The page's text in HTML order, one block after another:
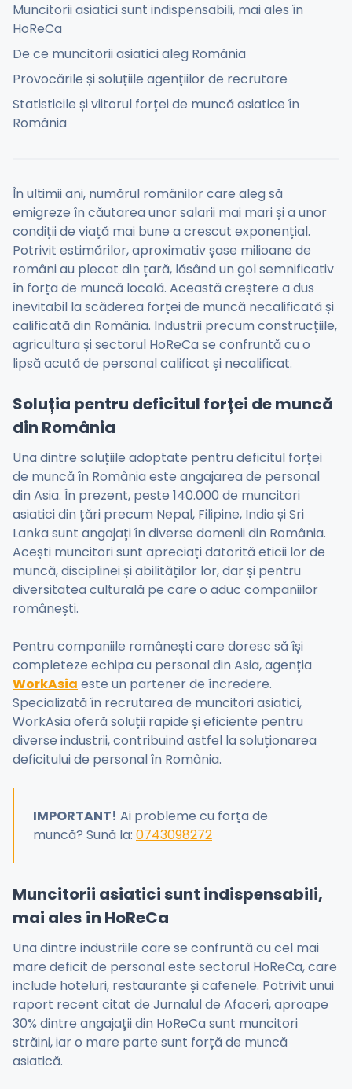
Muncitorii asiatici sunt indispensabili, mai ales în
HoReCa
De ce muncitorii asiatici aleg România
Provocările și soluțiile agențiilor de recrutare
Statisticile și viitorul forței de muncă asiatice în
România
În ultimii ani, numărul românilor care aleg să
emigreze în căutarea unor salarii mai mari și a unor
condiții de viață mai bune a crescut exponențial.
Potrivit estimărilor, aproximativ șase milioane de
români au plecat din țară, lăsând un gol semnificativ
în forța de muncă locală. Această creștere a dus
inevitabil la scăderea forței de muncă necalificată și
calificată din România. Industrii precum construcțiile,
agricultura și sectorul HoReCa se confruntă cu o
lipsă acută de personal calificat și necalificat.
Soluția pentru deficitul forței de muncă
din România
Una dintre soluțiile adoptate pentru deficitul forței
de muncă în România este angajarea de personal
din Asia. În prezent, peste 140.000 de muncitori
asiatici din țări precum Nepal, Filipine, India și Sri
Lanka sunt angajați în diverse domenii din România.
Acești muncitori sunt apreciați datorită eticii lor de
muncă, disciplinei și abilităților lor, dar și pentru
diversitatea culturală pe care o aduc companiilor
românești.
Pentru companiile românești care doresc să își
completeze echipa cu personal din Asia, agenția
WorkAsia este un partener de încredere.
Specializată în recrutarea de muncitori asiatici,
WorkAsia oferă soluții rapide și eficiente pentru
diverse industrii, contribuind astfel la soluționarea
deficitului de personal în România.
IMPORTANT! Ai probleme cu forța de
muncă? Sună la: 0743098272
Muncitorii asiatici sunt indispensabili,
mai ales în HoReCa
Una dintre industriile care se confruntă cu cel mai
mare deficit de personal este sectorul HoReCa, care
include hoteluri, restaurante și cafenele. Potrivit unui
raport recent citat de Jurnalul de Afaceri, aproape
30% dintre angajații din HoReCa sunt muncitori
străini, iar o mare parte sunt forță de muncă
asiatică.